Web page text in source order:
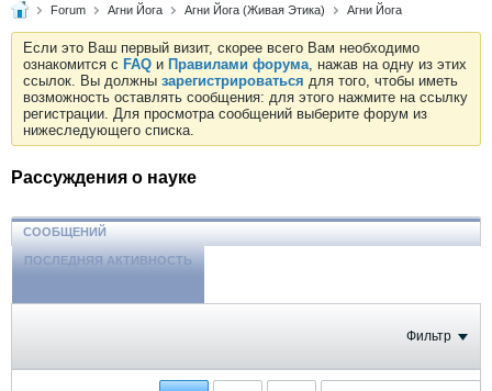
Forum Агни Йога Агни Йога (Живая Этика) Агни Йога
Если это Ваш первый визит, скорее всего Вам необходимо
ознакомится с FAQ и Правилами форума, нажав на одну из этих
ссылок. Вы должны зарегистрироваться для того, чтобы иметь
возможность оставлять сообщения: для этого нажмите на ссылку
регистрации. Для просмотра сообщений выберите форум из
нижеследующего списка.
Рассуждения о науке
СООБЩЕНИЙ
ПОСЛЕДНЯЯ АКТИВНОСТЬ
Фильтр